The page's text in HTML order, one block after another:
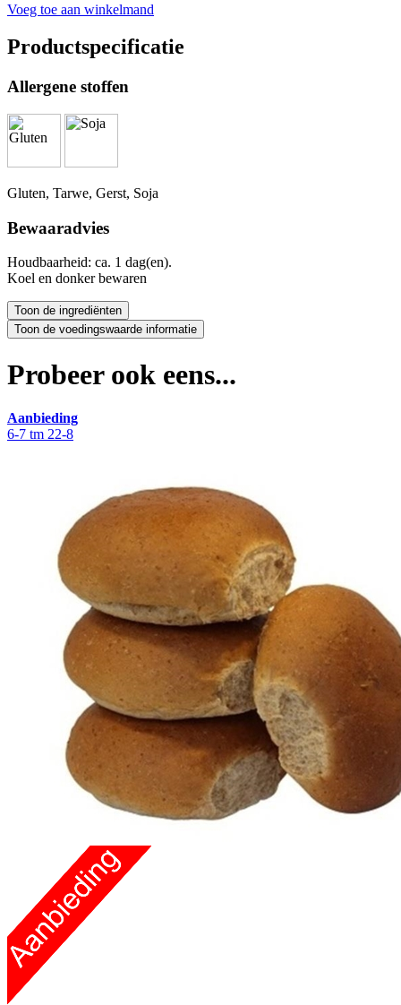
Voeg toe aan winkelmand
Productspecificatie
Allergene stoffen
Gluten, Tarwe, Gerst, Soja
Bewaaradvies
Houdbaarheid: ca. 1 dag(en).
Koel en donker bewaren
Probeer ook eens...
Aanbieding
6-7 tm 22-8